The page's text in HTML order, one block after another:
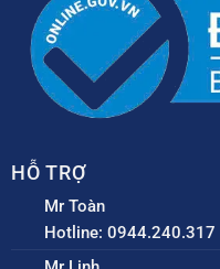
HỖ TRỢ
Mr Toàn
Hotline: 0944.240.317